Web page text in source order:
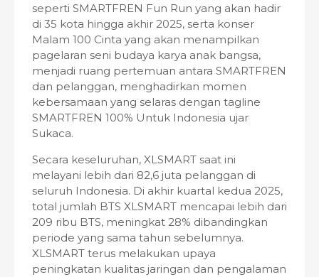
seperti SMARTFREN Fun Run yang akan hadir
di 35 kota hingga akhir 2025, serta konser
Malam 100 Cinta yang akan menampilkan
pagelaran seni budaya karya anak bangsa,
menjadi ruang pertemuan antara SMARTFREN
dan pelanggan, menghadirkan momen
kebersamaan yang selaras dengan tagline
SMARTFREN 100% Untuk Indonesia ujar
Sukaca.
Secara keseluruhan, XLSMART saat ini
melayani lebih dari 82,6 juta pelanggan di
seluruh Indonesia. Di akhir kuartal kedua 2025,
total jumlah BTS XLSMART mencapai lebih dari
209 ribu BTS, meningkat 28% dibandingkan
periode yang sama tahun sebelumnya.
XLSMART terus melakukan upaya
peningkatan kualitas jaringan dan pengalaman